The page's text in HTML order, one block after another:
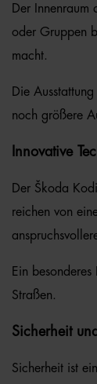
Der
oder Gruppen
macht.
Die
noch größere
Innovative
Der Škoda
reichen von
Ein
Straßen.
Sicherheit
Sicherheit ist